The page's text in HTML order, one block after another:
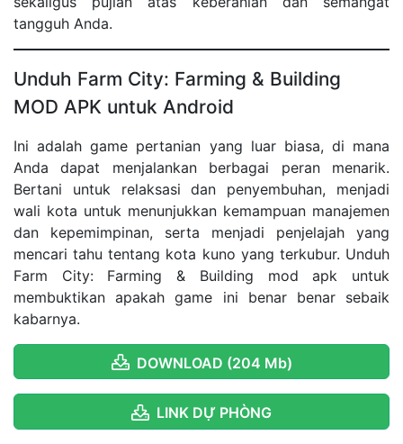
tangguh Anda.
Unduh Farm City: Farming & Building
MOD APK untuk Android
Ini adalah game pertanian yang luar biasa, di mana
Anda dapat menjalankan berbagai peran menarik.
Bertani untuk relaksasi dan penyembuhan, menjadi
wali kota untuk menunjukkan kemampuan manajemen
dan kepemimpinan, serta menjadi penjelajah yang
mencari tahu tentang kota kuno yang terkubur. Unduh
Farm City: Farming & Building mod apk untuk
membuktikan apakah game ini benar benar sebaik
kabarnya.
DOWNLOAD (204 Mb)
LINK DỰ PHÒNG